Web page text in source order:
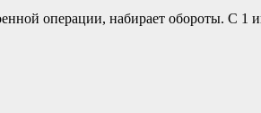
операции, набирает обороты. С 1